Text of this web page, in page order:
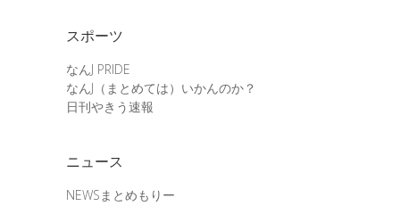
スポーツ
なんJ PRIDE
なんJ（まとめては）いかんのか？
日刊やきう速報
ニュース
NEWSまとめもりー